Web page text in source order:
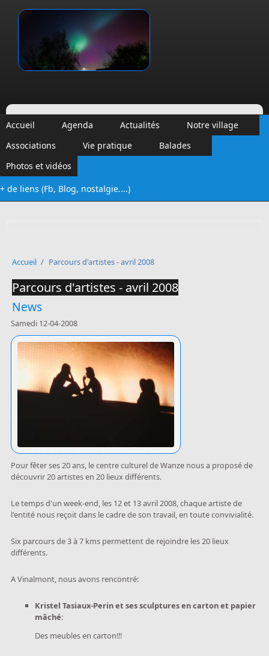
Vinalmont
Accueil Agenda Actualités
Notre village
Associations
Vie pratique
Balades
Photos et vidéos
+ de liens (Fb, Blog, nostalgie....)
Accueil / Parcours d'artistes - avril 2008
Parcours d'artistes - avril 2008
News
Samedi 12-04-2008
Pour fêter ses 20 ans, le centre culturel de Wanze nous a proposé de
découvrir 20 artistes en 20 lieux différents.
Le temps d'un week-end, les 12 et 13 avril 2008, chaque artiste de
l'entité nous reçoit dans le cadre de son travail, en toute convivialité.
Six parcours de 3 à 7 kms permettent de rejoindre les 20 lieux
différents.
A Vinalmont, nous avons rencontré:
Kristel Tasiaux-Perin et ses sculptures en carton et papier
mâché:
Des meubles en carton!!!